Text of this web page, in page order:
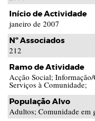
Início de Actividade
janeiro de 2007
Nº Associados
212
Ramo de Atividade
Acção Social;
Serviços à Comunidade;
População Alvo
Adultos; Comunidade em